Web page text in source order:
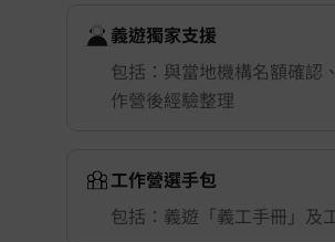
義遊獨家支援
包括：與當地機構名額確認
作營後經驗整理
工作營選手包
包括：義遊「義工手冊」及
舉行城市/地點 (只